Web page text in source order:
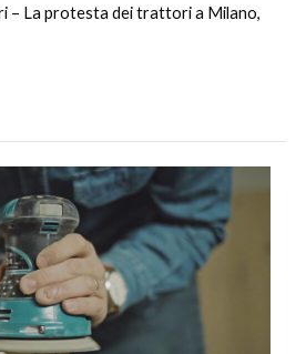
– La protesta dei trattori a Milano,